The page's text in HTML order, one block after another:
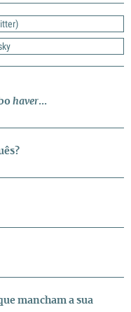
haver...
mancham a sua